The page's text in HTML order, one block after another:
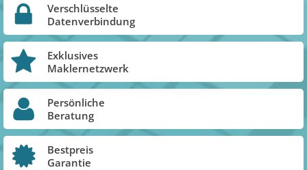
Verschlüsselte
Datenverbindung
Exklusives
Maklernetzwerk
Persönliche
Beratung
Bestpreis
Garantie